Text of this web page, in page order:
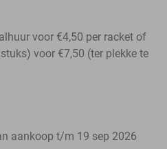
voor €4,50 per racket of
voor €7,50 (ter plekke te
aankoop t/m 19 sep 2026